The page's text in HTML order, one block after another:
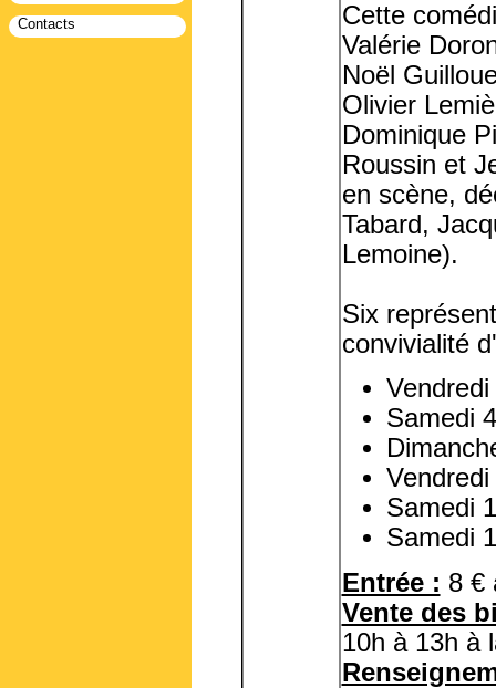
Contacts
Cette
Valérie
Noël
Olivier
Dominique
Roussin et
en scène,
Tabard,
Lemoine).
Six
convivialité
Samedi
Samedi
Samedi
Entrée : 8 €
Vente des
10h à 13h à